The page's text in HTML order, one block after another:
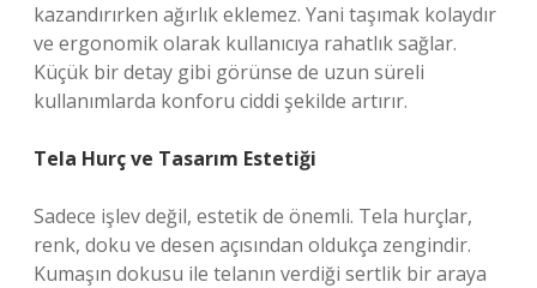
kazandırırken ağırlık eklemez. Yani taşımak kolaydır
ve ergonomik olarak kullanıcıya rahatlık sağlar.
Küçük bir detay gibi görünse de uzun süreli
kullanımlarda konforu ciddi şekilde artırır.
Tela Hurç ve Tasarım Estetiği
Sadece işlev değil, estetik de önemli. Tela hurçlar,
renk, doku ve desen açısından oldukça zengindir.
Kumaşın dokusu ile telanın verdiği sertlik bir araya